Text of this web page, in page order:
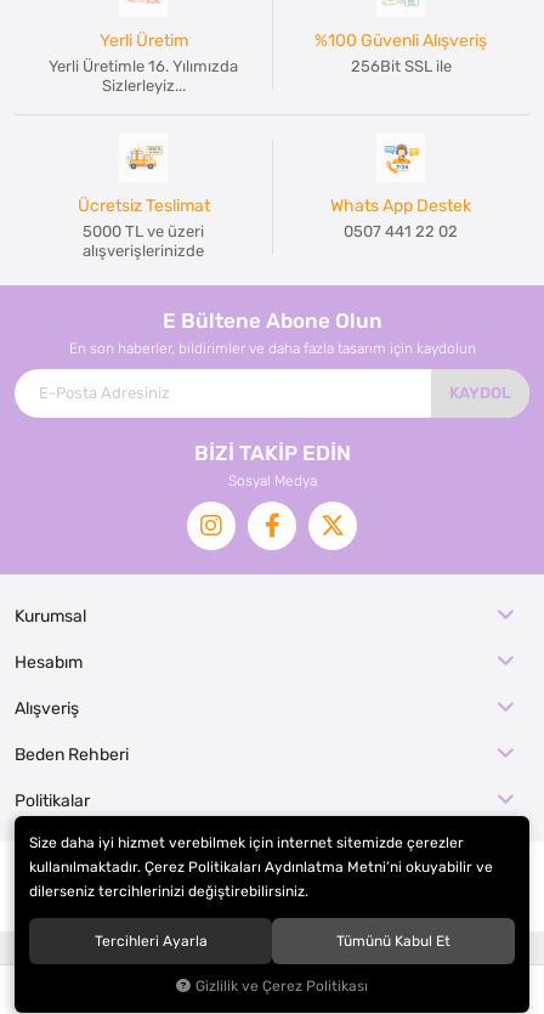
Yerli Üretim
Yerli Üretimle 16. Yılımızda
Sizlerleyiz...
%100 Güvenli Alışveriş
256Bit SSL ile
Ücretsiz Teslimat
5000 TL ve üzeri
alışverişlerinizde
Whats App Destek
0507 441 22 02
E Bültene Abone Olun
En son haberler, bildirimler ve daha fazla tasarım için kaydolun
KAYDOL
BİZİ TAKİP EDİN
Sosyal Medya
Kurumsal
Hesabım
Alışveriş
Beden Rehberi
Politikalar
EFE KOSTÜM İMALAT / KOSTÜMCE
Hipotenüs ®Yeni Nesil E-Ticaret Sistemleri ile Hazırlanmıştır.
Size daha iyi hizmet verebilmek için internet sitemizde çerezler
kullanılmaktadır. Çerez Politikaları Aydınlatma Metni’ni okuyabilir ve
dilerseniz tercihlerinizi değiştirebilirsiniz.
Tercihleri Ayarla Tümünü Kabul Et
Gizlilik ve Çerez Politikası